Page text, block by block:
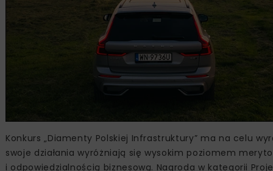
Konkurs „Diamenty Polskiej Infrastruktury” ma na celu
swoje działania wyróżniają się wysokim poziomem
i odpowiedzialnością biznesową. Nagroda w kategorii